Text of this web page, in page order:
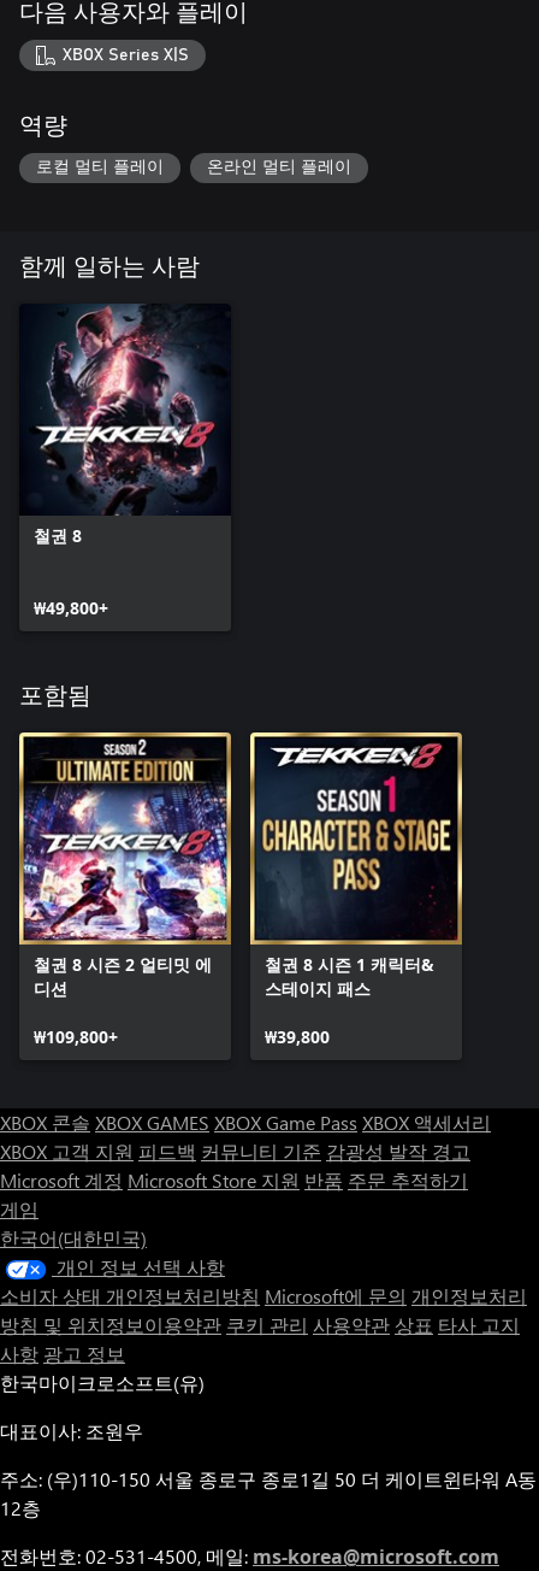
다음 사용자와 플레이
XBOX Series X|S
역량
로컬 멀티 플레이 온라인 멀티 플레이
함께 일하는 사람
철권 8
₩49,800+
포함됨
철권 8 시즌 2 얼티밋 에
디션
₩109,800+
철권 8 시즌 1 캐릭터&
스테이지 패스
₩39,800
XBOX 콘솔 XBOX GAMES XBOX Game Pass XBOX 액세서리
XBOX 고객 지원 피드백 커뮤니티 기준 감광성 발작 경고
Microsoft 계정 Microsoft Store 지원 반품 주문 추적하기
게임
한국어(대한민국)
개인 정보 선택 사항
소비자 상태 개인정보처리방침 Microsoft에 문의 개인정보처리
방침 및 위치정보이용약관 쿠키 관리 사용약관 상표 타사 고지
사항 광고 정보
한국마이크로소프트(유)
대표이사: 조원우
주소: (우)110-150 서울 종로구 종로1길 50 더 케이트윈타워 A동
12층
전화번호: 02-531-4500, 메일: ms-korea@microsoft.com